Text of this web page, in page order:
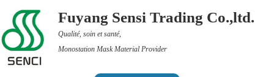
Fuyang Sensi Trading Co.,ltd.
Qualité, soin et santé,
Monostation Mask Material Provider